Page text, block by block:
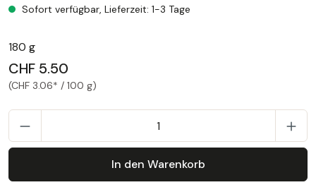
Nord Salse, Pesto Vegano
Sofort verfügbar, Lieferzeit: 1-3 Tage
180 g
CHF 5.50
(CHF 3.06* / 100 g)
In den Warenkorb